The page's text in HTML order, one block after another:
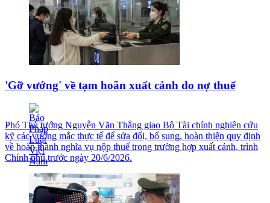
'Gỡ vướng' về tạm hoãn xuất cảnh do nợ thuế
Phó Thủ tướng Nguyễn Văn Thắng giao Bộ Tài chính nghiên cứu
kỹ các vướng mắc thực tế để sửa đổi, bổ sung, hoàn thiện quy định
về hoàn thành nghĩa vụ nộp thuế trong trường hợp xuất cảnh, trình
Chính phủ trước ngày 20/6/2026.